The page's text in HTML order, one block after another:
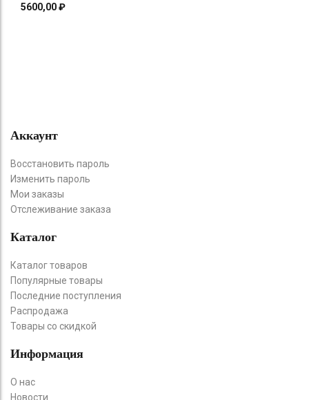
5600,00₽
Аккаунт
Восстановить пароль
Изменить пароль
Мои заказы
Отслеживание заказа
Каталог
Каталог товаров
Популярные товары
Последние поступления
Распродажа
Товары со скидкой
Информация
О нас
Новости